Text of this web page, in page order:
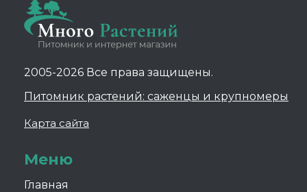
2005-2026 Все права защищены.
Питомник растений: саженцы и крупномеры
Карта сайта
Меню
Главная